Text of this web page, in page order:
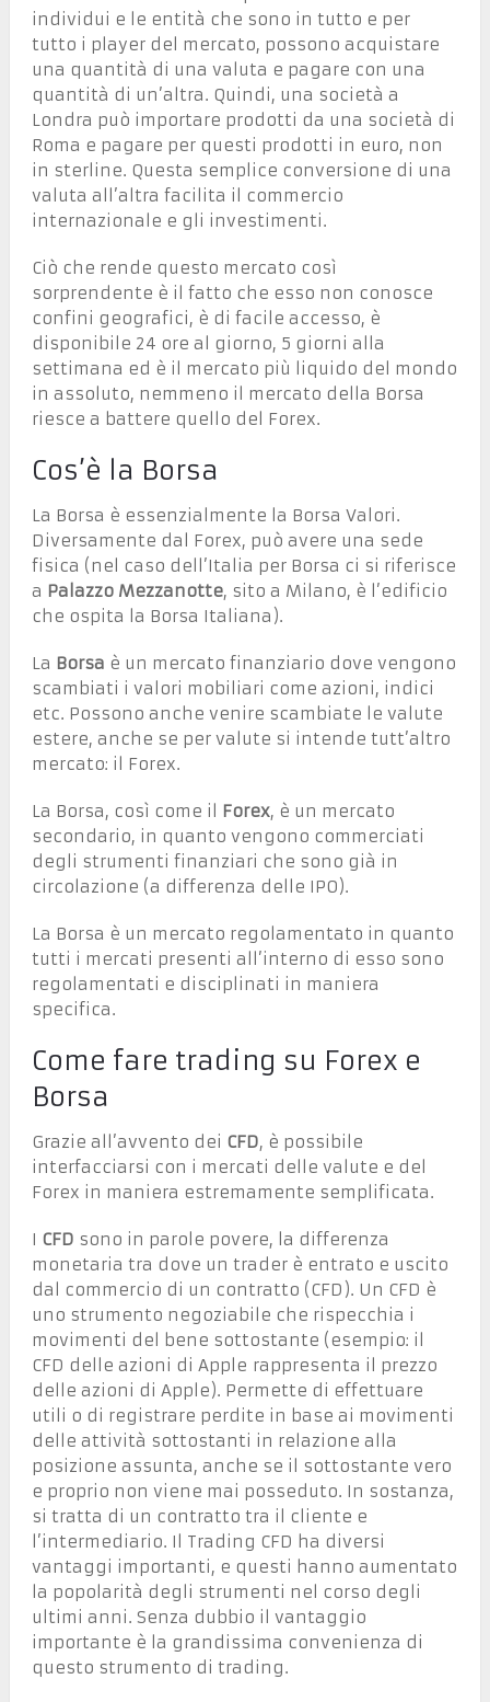
individui e le entità che sono in tutto e per
tutto i player del mercato, possono acquistare
una quantità di una valuta e pagare con una
quantità di un’altra. Quindi, una società a
Londra può importare prodotti da una società di
Roma e pagare per questi prodotti in euro, non
in sterline. Questa semplice conversione di una
valuta all’altra facilita il commercio
internazionale e gli investimenti.
Ciò che rende questo mercato così
sorprendente è il fatto che esso non conosce
confini geografici, è di facile accesso, è
disponibile 24 ore al giorno, 5 giorni alla
settimana ed è il mercato più liquido del mondo
in assoluto, nemmeno il mercato della Borsa
riesce a battere quello del Forex.
Cos’è la Borsa
La Borsa è essenzialmente la Borsa Valori.
Diversamente dal Forex, può avere una sede
fisica (nel caso dell’Italia per Borsa ci si riferisce
a Palazzo Mezzanotte, sito a Milano, è l’edificio
che ospita la Borsa Italiana).
La Borsa è un mercato finanziario dove vengono
scambiati i valori mobiliari come azioni, indici
etc. Possono anche venire scambiate le valute
estere, anche se per valute si intende tutt’altro
mercato: il Forex.
La Borsa, così come il Forex, è un mercato
secondario, in quanto vengono commerciati
degli strumenti finanziari che sono già in
circolazione (a differenza delle IPO).
La Borsa è un mercato regolamentato in quanto
tutti i mercati presenti all’interno di esso sono
regolamentati e disciplinati in maniera
specifica.
Come fare trading su Forex e
Borsa
Grazie all’avvento dei CFD, è possibile
interfacciarsi con i mercati delle valute e del
Forex in maniera estremamente semplificata.
I CFD sono in parole povere, la differenza
monetaria tra dove un trader è entrato e uscito
dal commercio di un contratto (CFD). Un CFD è
uno strumento negoziabile che rispecchia i
movimenti del bene sottostante (esempio: il
CFD delle azioni di Apple rappresenta il prezzo
delle azioni di Apple). Permette di effettuare
utili o di registrare perdite in base ai movimenti
delle attività sottostanti in relazione alla
posizione assunta, anche se il sottostante vero
e proprio non viene mai posseduto. In sostanza,
si tratta di un contratto tra il cliente e
l’intermediario. Il Trading CFD ha diversi
vantaggi importanti, e questi hanno aumentato
la popolarità degli strumenti nel corso degli
ultimi anni. Senza dubbio il vantaggio
importante è la grandissima convenienza di
questo strumento di trading.